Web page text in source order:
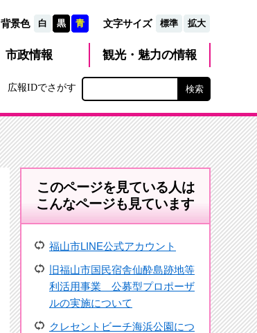
背景色 白 黒 青 文字サイズ 標準 拡大
市政情報 観光・魅力の情報
広報IDでさがす
このページを見ている人は
こんなページも見ています
福山市LINE公式アカウント
旧福山市国民宿舎仙酔島跡地等
利活用事業 公募型プロポーザ
ルの実施について
クレセントビーチ海浜公園につ